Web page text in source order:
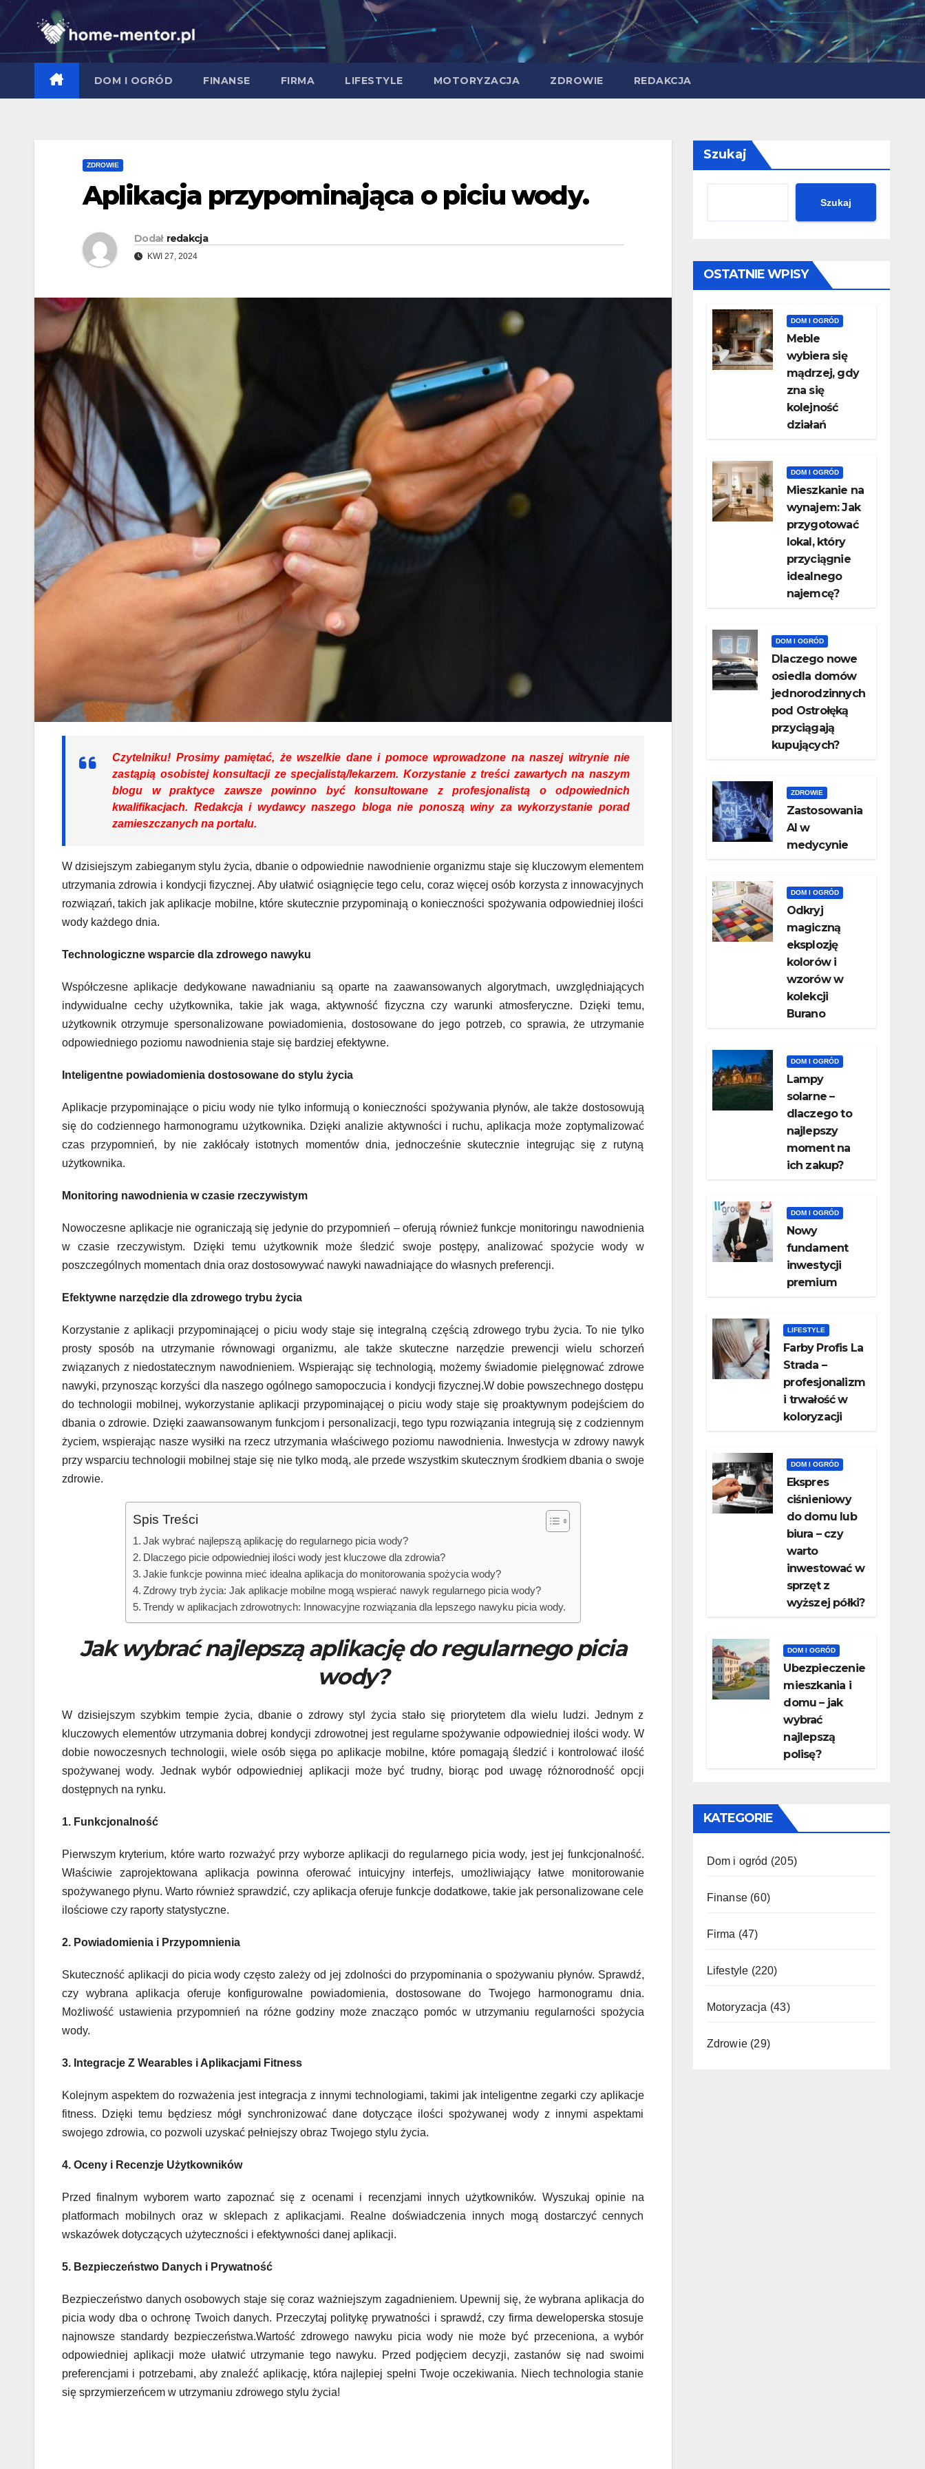
Skip
to
content
DOM I OGRÓD FINANSE FIRMA LIFESTYLE MOTORYZACJA ZDROWIE REDAKCJA
ZDROWIE
Aplikacja przypominająca o piciu wody.
Dodał redakcja
KWI 27, 2024
Czytelniku! Prosimy pamiętać, że wszelkie dane i pomoce wprowadzone na naszej witrynie nie
zastąpią osobistej konsultacji ze specjalistą/lekarzem. Korzystanie z treści zawartych na naszym
blogu w praktyce zawsze powinno być konsultowane z profesjonalistą o odpowiednich
kwalifikacjach. Redakcja i wydawcy naszego bloga nie ponoszą winy za wykorzystanie porad
zamieszczanych na portalu.
W dzisiejszym zabieganym stylu życia, dbanie o odpowiednie nawodnienie organizmu staje się kluczowym elementem
utrzymania zdrowia i kondycji fizycznej. Aby ułatwić osiągnięcie tego celu, coraz więcej osób korzysta z innowacyjnych
rozwiązań, takich jak aplikacje mobilne, które skutecznie przypominają o konieczności spożywania odpowiedniej ilości
wody każdego dnia.
Technologiczne wsparcie dla zdrowego nawyku
Współczesne aplikacje dedykowane nawadnianiu są oparte na zaawansowanych algorytmach, uwzględniających
indywidualne cechy użytkownika, takie jak waga, aktywność fizyczna czy warunki atmosferyczne. Dzięki temu,
użytkownik otrzymuje spersonalizowane powiadomienia, dostosowane do jego potrzeb, co sprawia, że utrzymanie
odpowiedniego poziomu nawodnienia staje się bardziej efektywne.
Inteligentne powiadomienia dostosowane do stylu życia
Aplikacje przypominające o piciu wody nie tylko informują o konieczności spożywania płynów, ale także dostosowują
się do codziennego harmonogramu użytkownika. Dzięki analizie aktywności i ruchu, aplikacja może zoptymalizować
czas przypomnień, by nie zakłócały istotnych momentów dnia, jednocześnie skutecznie integrując się z rutyną
użytkownika.
Monitoring nawodnienia w czasie rzeczywistym
Nowoczesne aplikacje nie ograniczają się jedynie do przypomnień – oferują również funkcje monitoringu nawodnienia
w czasie rzeczywistym. Dzięki temu użytkownik może śledzić swoje postępy, analizować spożycie wody w
poszczególnych momentach dnia oraz dostosowywać nawyki nawadniające do własnych preferencji.
Efektywne narzędzie dla zdrowego trybu życia
Korzystanie z aplikacji przypominającej o piciu wody staje się integralną częścią zdrowego trybu życia. To nie tylko
prosty sposób na utrzymanie równowagi organizmu, ale także skuteczne narzędzie prewencji wielu schorzeń
związanych z niedostatecznym nawodnieniem. Wspierając się technologią, możemy świadomie pielęgnować zdrowe
nawyki, przynosząc korzyści dla naszego ogólnego samopoczucia i kondycji fizycznej.W dobie powszechnego dostępu
do technologii mobilnej, wykorzystanie aplikacji przypominającej o piciu wody staje się proaktywnym podejściem do
dbania o zdrowie. Dzięki zaawansowanym funkcjom i personalizacji, tego typu rozwiązania integrują się z codziennym
życiem, wspierając nasze wysiłki na rzecz utrzymania właściwego poziomu nawodnienia. Inwestycja w zdrowy nawyk
przy wsparciu technologii mobilnej staje się nie tylko modą, ale przede wszystkim skutecznym środkiem dbania o swoje
zdrowie.
Spis Treści
Jak wybrać najlepszą aplikację do regularnego picia wody?
Dlaczego picie odpowiedniej ilości wody jest kluczowe dla zdrowia?
Jakie funkcje powinna mieć idealna aplikacja do monitorowania spożycia wody?
Zdrowy tryb życia: Jak aplikacje mobilne mogą wspierać nawyk regularnego picia wody?
Trendy w aplikacjach zdrowotnych: Innowacyjne rozwiązania dla lepszego nawyku picia wody.
Jak wybrać najlepszą aplikację do regularnego picia
wody?
W dzisiejszym szybkim tempie życia, dbanie o zdrowy styl życia stało się priorytetem dla wielu ludzi. Jednym z
kluczowych elementów utrzymania dobrej kondycji zdrowotnej jest regularne spożywanie odpowiedniej ilości wody. W
dobie nowoczesnych technologii, wiele osób sięga po aplikacje mobilne, które pomagają śledzić i kontrolować ilość
spożywanej wody. Jednak wybór odpowiedniej aplikacji może być trudny, biorąc pod uwagę różnorodność opcji
dostępnych na rynku.
1. Funkcjonalność
Pierwszym kryterium, które warto rozważyć przy wyborze aplikacji do regularnego picia wody, jest jej funkcjonalność.
Właściwie zaprojektowana aplikacja powinna oferować intuicyjny interfejs, umożliwiający łatwe monitorowanie
spożywanego płynu. Warto również sprawdzić, czy aplikacja oferuje funkcje dodatkowe, takie jak personalizowane cele
ilościowe czy raporty statystyczne.
2. Powiadomienia i Przypomnienia
Skuteczność aplikacji do picia wody często zależy od jej zdolności do przypominania o spożywaniu płynów. Sprawdź,
czy wybrana aplikacja oferuje konfigurowalne powiadomienia, dostosowane do Twojego harmonogramu dnia.
Możliwość ustawienia przypomnień na różne godziny może znacząco pomóc w utrzymaniu regularności spożycia
wody.
3. Integracje Z Wearables i Aplikacjami Fitness
Kolejnym aspektem do rozważenia jest integracja z innymi technologiami, takimi jak inteligentne zegarki czy aplikacje
fitness. Dzięki temu będziesz mógł synchronizować dane dotyczące ilości spożywanej wody z innymi aspektami
swojego zdrowia, co pozwoli uzyskać pełniejszy obraz Twojego stylu życia.
4. Oceny i Recenzje Użytkowników
Przed finalnym wyborem warto zapoznać się z ocenami i recenzjami innych użytkowników. Wyszukaj opinie na
platformach mobilnych oraz w sklepach z aplikacjami. Realne doświadczenia innych mogą dostarczyć cennych
wskazówek dotyczących użyteczności i efektywności danej aplikacji.
5. Bezpieczeństwo Danych i Prywatność
Bezpieczeństwo danych osobowych staje się coraz ważniejszym zagadnieniem. Upewnij się, że wybrana aplikacja do
picia wody dba o ochronę Twoich danych. Przeczytaj politykę prywatności i sprawdź, czy firma deweloperska stosuje
najnowsze standardy bezpieczeństwa.Wartość zdrowego nawyku picia wody nie może być przeceniona, a wybór
odpowiedniej aplikacji może ułatwić utrzymanie tego nawyku. Przed podjęciem decyzji, zastanów się nad swoimi
preferencjami i potrzebami, aby znaleźć aplikację, która najlepiej spełni Twoje oczekiwania. Niech technologia stanie
się sprzymierzeńcem w utrzymaniu zdrowego stylu życia!
Szukaj
Szukaj
OSTATNIE WPISY
DOM I OGRÓD
Meble
wybiera się
mądrzej, gdy
zna się
kolejność
działań
DOM I OGRÓD
Mieszkanie na
wynajem: Jak
przygotować
lokal, który
przyciągnie
idealnego
najemcę?
DOM I OGRÓD
Dlaczego nowe
osiedla domów
jednorodzinnych
pod Ostrołęką
przyciągają
kupujących?
ZDROWIE
Zastosowania
AI w
medycynie
DOM I OGRÓD
Odkryj
magiczną
eksplozję
kolorów i
wzorów w
kolekcji
Burano
DOM I OGRÓD
Lampy
solarne –
dlaczego to
najlepszy
moment na
ich zakup?
DOM I OGRÓD
Nowy
fundament
inwestycji
premium
LIFESTYLE
Farby Profis La
Strada –
profesjonalizm
i trwałość w
koloryzacji
DOM I OGRÓD
​Ekspres
ciśnieniowy
do domu lub
biura – czy
warto
inwestować w
sprzęt z
wyższej półki?
DOM I OGRÓD
Ubezpieczenie
mieszkania i
domu – jak
wybrać
najlepszą
polisę?
KATEGORIE
Dom i ogród (205)
Finanse(60)
Firma (47)
Lifestyle (220)
Motoryzacja (43)
Zdrowie(29)